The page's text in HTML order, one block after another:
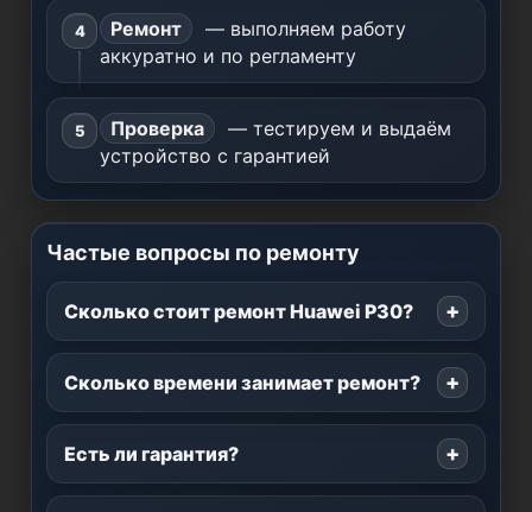
Ремонт
— выполняем работу
аккуратно и по регламенту
Проверка
— тестируем и выдаём
устройство с гарантией
Частые вопросы по ремонту
Сколько стоит ремонт Huawei P30?
Сколько времени занимает ремонт?
Есть ли гарантия?